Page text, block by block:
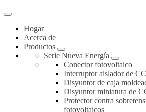
Hogar
Acerca de
Productos
Serie Nueva Energía
Conector fotovoltaico
Interruptor aislador de
Disyuntor de caja
Disyuntor miniatura de
Protector contra
fotovoltaicos